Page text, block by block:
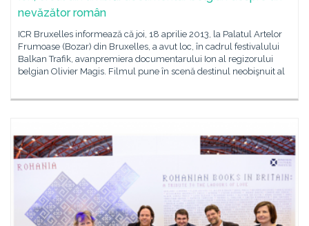
nevăzător român
ICR Bruxelles informează că joi, 18 aprilie 2013, la Palatul Artelor
Frumoase (Bozar) din Bruxelles, a avut loc, în cadrul festivalului
Balkan Trafik, avanpremiera documentarului Ion al regizorului
belgian Olivier Magis. Filmul pune în scenă destinul neobişnuit al